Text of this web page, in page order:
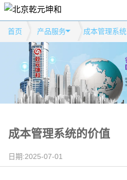
首页 产品服务 成本管理系统
成本管理系统的价值
日期:2025-07-01